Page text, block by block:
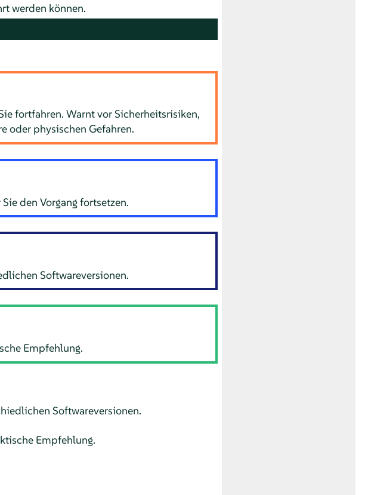
werden können.
fortfahren. Warnt vor Sicherheitsrisiken,
oder physischen Gefahren.
den Vorgang fortsetzen.
Softwareversionen.
Empfehlung.
Softwareversionen.
Empfehlung.